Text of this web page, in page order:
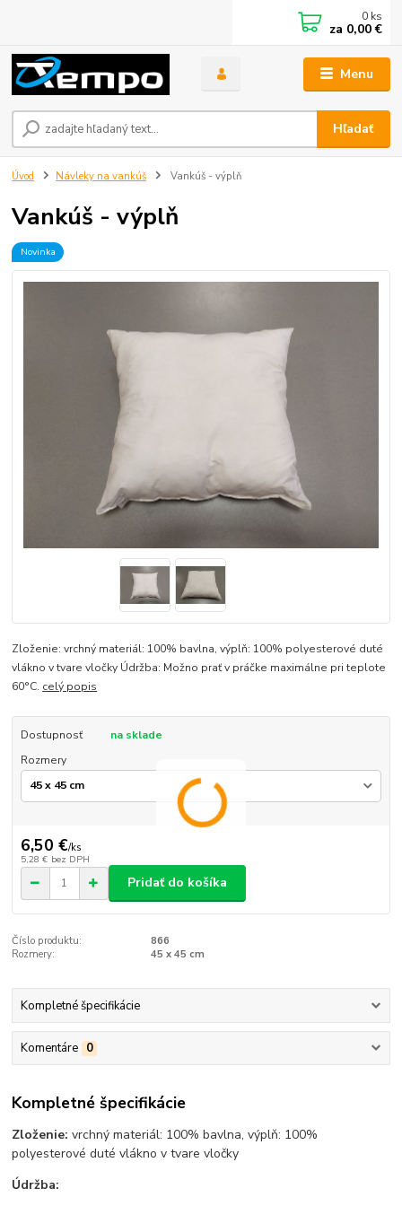
Menu
Hľadať
0 ks
za 0,00 €
Úvod Návleky na vankúš Vankúš - výplň
Vankúš - výplň
Novinka
Zloženie: vrchný materiál: 100% bavlna, výplň: 100% polyesterové duté
vlákno v tvare vločky Údržba: Možno prať v práčke maximálne pri teplote
60°C. celý popis
Dostupnosť
na sklade
Rozmery
6,50 €/ks
5,28 € bez DPH
Pridať do košíka
Číslo produktu:
866
Rozmery:
45 x 45 cm
Kompletné špecifikácie
Komentáre 0
Kompletné špecifikácie
Zloženie: vrchný materiál: 100% bavlna, výplň: 100%
polyesterové duté vlákno v tvare vločky
Údržba: